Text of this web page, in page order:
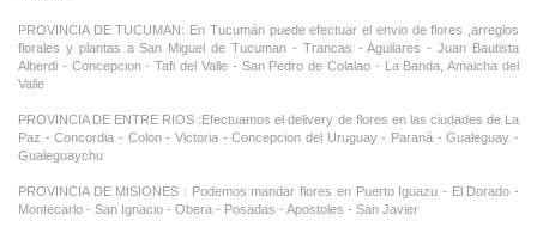
PROVINCIA DE TUCUMAN: En Tucumán puede efectuar el envio de flores ,arreglos
florales y plantas a San Miguel de Tucuman - Trancas - Aguilares - Juan Bautista
Alberdi - Concepcion - Tafi del Valle - San Pedro de Colalao - La Banda, Amaicha del
Valle
PROVINCIA DE ENTRE RIOS :Efectuamos el delivery de flores en las ciudades de La
Paz - Concordia - Colon - Victoria - Concepcion del Uruguay - Paraná - Gualeguay -
Gualeguaychu
PROVINCIA DE MISIONES : Podemos mandar flores en Puerto Iguazu - El Dorado -
Montecarlo - San Ignacio - Obera - Posadas - Apostoles - San Javier